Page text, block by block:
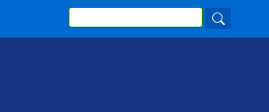
Search